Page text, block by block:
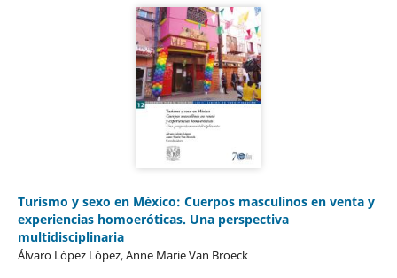
Turismo y sexo en México: Cuerpos masculinos en venta y
experiencias homoeróticas. Una perspectiva
multidisciplinaria
Álvaro López López, Anne Marie Van Broeck